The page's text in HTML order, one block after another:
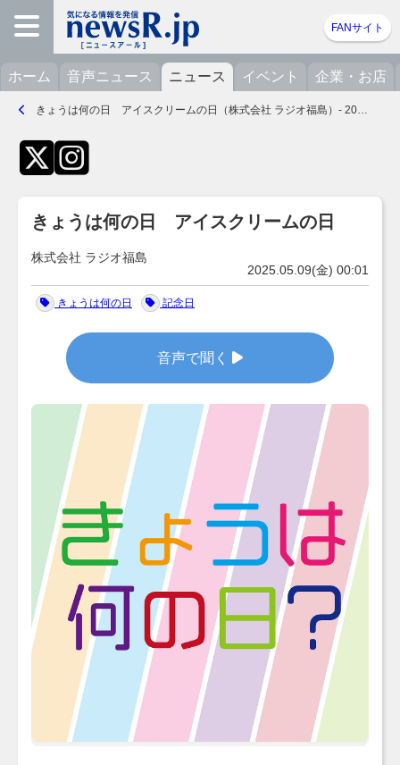
FANサイト
ホーム 音声ニュース ニュース イベント 企業・お店
きょうは何の日 アイスクリームの日（株式会社 ラジオ福島）- 2025.05.09(金) 00:01
きょうは何の日 アイスクリームの日
株式会社 ラジオ福島
2025.05.09(金) 00:01
きょうは何の日 記念日
音声で聞く